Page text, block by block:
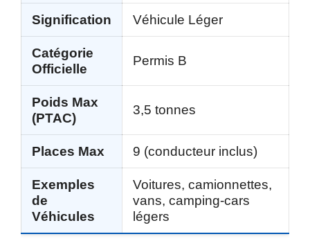
Signification Véhicule Léger
Catégorie
Officielle
Permis B
Poids Max
(PTAC)
3,5 tonnes
Places Max 9 (conducteur inclus)
Exemples
de
Véhicules
Voitures, camionnettes,
vans, camping-cars
légers